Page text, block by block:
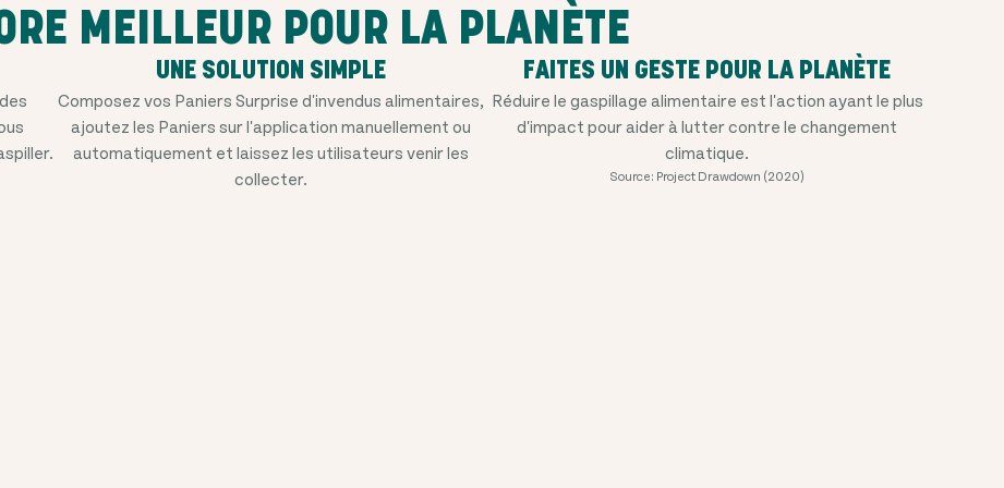
MEILLEUR POUR LA PLANÈTE
UNE SOLUTION SIMPLE
Composez vos Paniers Surprise d'invendus alimentaires,
ajoutez les Paniers sur l'application manuellement ou
automatiquement et laissez les utilisateurs venir les
collecter.
FAITES UN GESTE POUR LA PLANÈTE
Réduire le gaspillage alimentaire est l'action ayant le plus
d'impact pour aider à lutter contre le changement
climatique.
Source: Project Drawdown (2020)